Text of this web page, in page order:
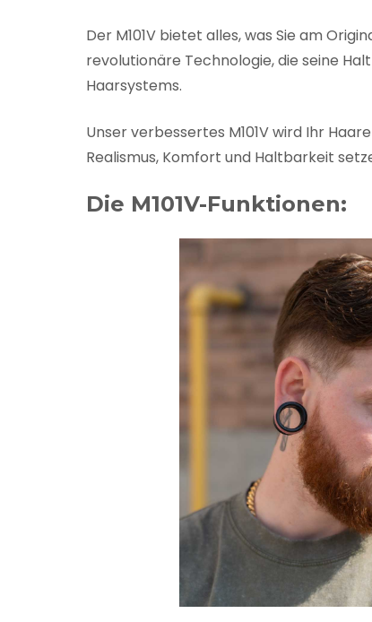
Der M101V bietet alles, was Sie am
revolutionäre Technologie, die seine
Haarsystems.
Unser verbessertes M101V wird Ihr
Realismus, Komfort und Haltbarkeit
Die M101V-Funktionen: